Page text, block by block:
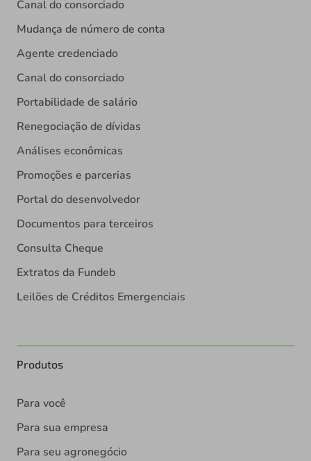
Canal do consorciado
Mudança de número de conta
Agente credenciado
Canal do consorciado
Portabilidade de salário
Renegociação de dívidas
Análises econômicas
Promoções e parcerias
Portal do desenvolvedor
Documentos para terceiros
Consulta Cheque
Extratos da Fundeb
Leilões de Créditos Emergenciais
Produtos
Para você
Para sua empresa
Para seu agronegócio